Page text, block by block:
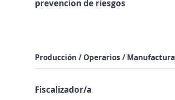
prevencion de riesgos
Producción / Operarios / Manufactura
Fiscalizador/a